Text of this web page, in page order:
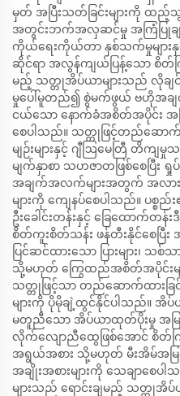
မှတ် အပြီးသတ်ခြင်းများကို ထ
အတွင်းဘက်အလှဆင်မှု အကြံပြုခ
ကိုယ်ရေးကိုယ်တာ နှစ်သက်မှုများ
ဆိုင်ရာ အလွန်ကျယ်ပြန့်သော စိတ်
မည့် သတ္တုအိပ်ယာများသည် လိုခ
မှုပေါ်မူတည်၍ စွဲမက်ဖွယ် ဗဟိုအခ
ငယ်သော နောက်ခံအစိတ်အပိုင်း အဖ
စေပါသည်။ သတ္တုဖြင့်တည်ဆောက်
မျဉ်းများနှင့် ဂျီဩမေတြီ တိကျ
မျက်နှာစာ သဟဇာတဖြစ်စေပြီး
အချက်အလက်များအတွက် အလား
များကို ကျေနပ်စေပါသည်။ ပစ္
ဦးခေါင်းတန်းနှင့် ခြေထောက်တန်း
စိတ်ကူးစိတ်သန်း ဖန်တီးနိုင်စေပြီး
ပြင်ဆင်ထားသော ပြားများ၊
သို့မဟုတ် ကြွေထည်အစိတ်အပိုင်းမျာ
သတ္တုဖြင့်သာ တည်ဆောက်ထားခြင်
များကို ပိုမိုချဲ့ထွင်နိုင်ပါသည်။
မတူညီသော အိပ်ယာထုတ်ပိုးမှု အမြင့်
လိုက်လျောညီထွေဖြစ်အောင် စိတ်က
အရွယ်အစား သို့မဟုတ် မီးအိမ်အမြ
အချိုးအစားများကို သေချာစေပ
များသည် ရောင်းချမည့် သတ္တု